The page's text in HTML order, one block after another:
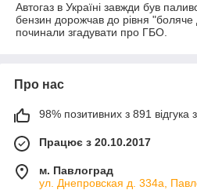
Автогаз в Україні завжди був
бензин дорожчав до рівня "боляче
починали згадувати про ГБО.
Про нас
98% позитивних з 891 відгука
Працює з 20.10.2017
м. Павлоград
ул. Днепровская д. 334а,